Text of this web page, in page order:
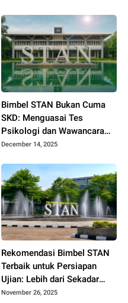
Bimbel STAN Bukan Cuma
SKD: Menguasai Tes
Psikologi dan Wawancara
Agar Lolos Tahap Akhir
December 14, 2025
Rekomendasi Bimbel STAN
Terbaik untuk Persiapan
Ujian: Lebih dari Sekadar
Soal
November 26, 2025